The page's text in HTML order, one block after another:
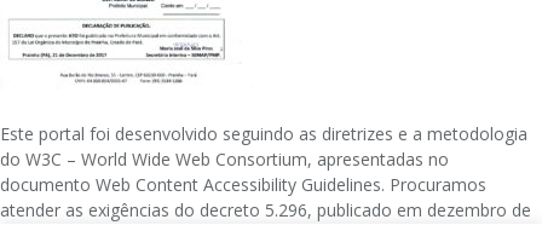
Este portal foi desenvolvido seguindo as diretrizes e a metodologia
do W3C – World Wide Web Consortium, apresentadas no
documento Web Content Accessibility Guidelines. Procuramos
atender as exigências do decreto 5.296, publicado em dezembro de